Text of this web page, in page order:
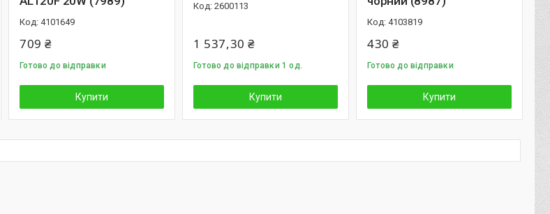
4101649
709 ₴
Готово до відправки
Купити
2600113
1 537,30 ₴
Готово до відправки 1 од.
Купити
4103819
430 ₴
Готово до відправки
Купити